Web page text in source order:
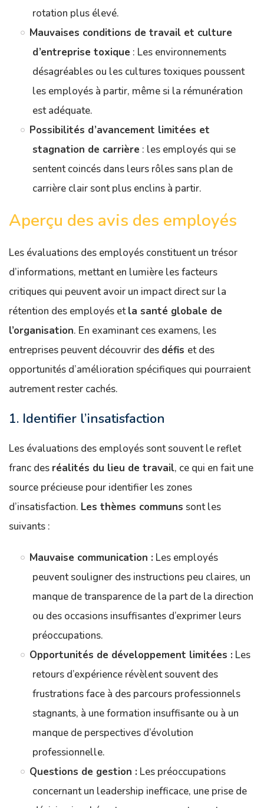
rotation plus élevé.
Mauvaises conditions de travail et culture
d’entreprise toxique : Les environnements
désagréables ou les cultures toxiques poussent
les employés à partir, même si la rémunération
est adéquate.
Possibilités d’avancement limitées et
stagnation de carrière : les employés qui se
sentent coincés dans leurs rôles sans plan de
carrière clair sont plus enclins à partir.
Aperçu des avis des employés
Les évaluations des employés constituent un trésor
d’informations, mettant en lumière les facteurs
critiques qui peuvent avoir un impact direct sur la
rétention des employés etla santé globale de
l’organisation. En examinant ces examens, les
entreprises peuvent découvrir des défis et des
opportunités d’amélioration spécifiques qui pourraient
autrement rester cachés.
1. Identifier l’insatisfaction
Les évaluations des employés sont souvent le reflet
franc des réalités du lieu de travail, ce qui en fait une
source précieuse pour identifier les zones
d’insatisfaction. Les thèmes communs sont les
suivants :
Mauvaise communication : Les employés
peuvent souligner des instructions peu claires, un
manque de transparence de la part de la direction
ou des occasions insuffisantes d’exprimer leurs
préoccupations.
Opportunités de développement limitées : Les
retours d’expérience révèlent souvent des
frustrations face à des parcours professionnels
stagnants, à une formation insuffisante ou à un
manque de perspectives d’évolution
professionnelle.
Questions de gestion : Les préoccupations
concernant un leadership inefficace, une prise de